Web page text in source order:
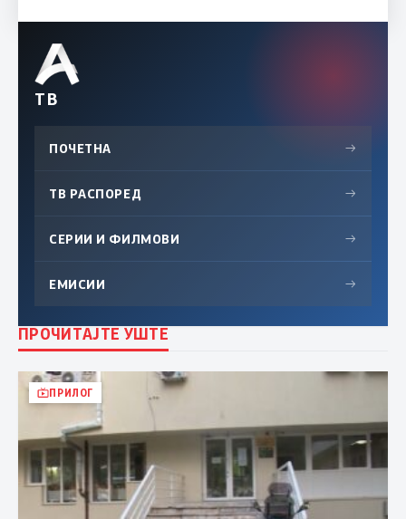
ТВ
ПОЧЕТНА →
ТВ РАСПОРЕД →
СЕРИИ И ФИЛМОВИ →
ЕМИСИИ →
ПРОЧИТАЈТЕ УШТЕ
ПРИЛОГ